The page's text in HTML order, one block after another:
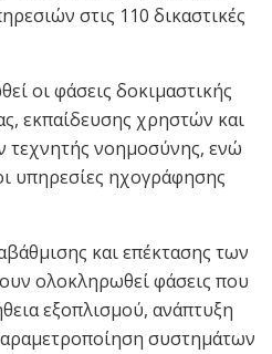
στις 110 δικαστικές
οι φάσεις δοκιμαστικής
εκπαίδευσης χρηστών και
τεχνητής νοημοσύνης, ενώ
υπηρεσίες ηχογράφησης
και επέκτασης των
ολοκληρωθεί φάσεις που
εξοπλισμού, ανάπτυξη
συστημάτων